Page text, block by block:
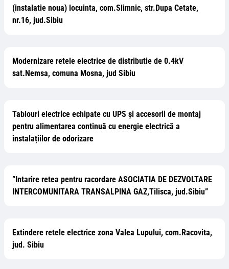
(instalatie noua) locuinta, com.Slimnic, str.Dupa Cetate,
nr.16, jud.Sibiu
Modernizare retele electrice de distributie de 0.4kV
sat.Nemsa, comuna Mosna, jud Sibiu
Tablouri electrice echipate cu UPS și accesorii de montaj
pentru alimentarea continuă cu energie electrică a
instalațiilor de odorizare
”Intarire retea pentru racordare ASOCIATIA DE DEZVOLTARE
INTERCOMUNITARA TRANSALPINA GAZ,Tilisca, jud.Sibiu”
Extindere retele electrice zona Valea Lupului, com.Racovita,
jud. Sibiu